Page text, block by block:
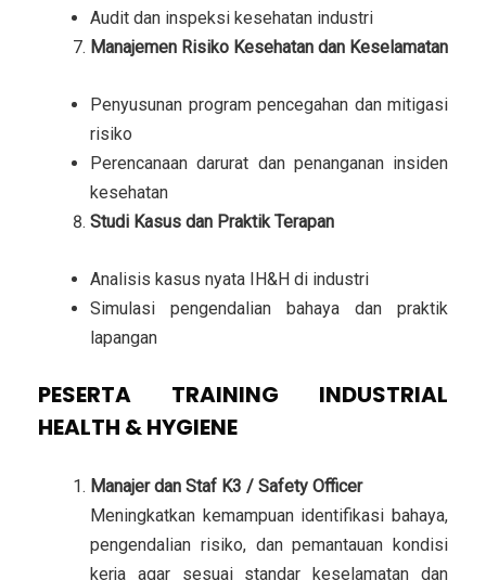
Audit dan inspeksi kesehatan industri
Manajemen Risiko Kesehatan dan Keselamatan
Penyusunan program pencegahan dan mitigasi
risiko
Perencanaan darurat dan penanganan insiden
kesehatan
Studi Kasus dan Praktik Terapan
Analisis kasus nyata IH&H di industri
Simulasi pengendalian bahaya dan praktik
lapangan
PESERTA TRAINING INDUSTRIAL
HEALTH & HYGIENE
Manajer dan Staf K3 / Safety Officer
Meningkatkan kemampuan identifikasi bahaya,
pengendalian risiko, dan pemantauan kondisi
kerja agar sesuai standar keselamatan dan